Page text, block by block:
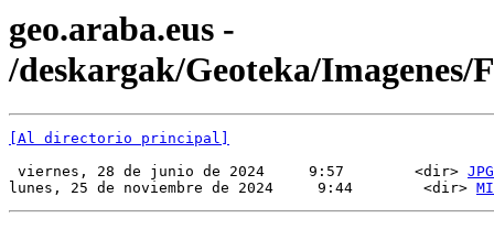
geo.araba.eus -
/deskargak/Geoteka/Imagenes/
[Al directorio principal]
viernes, 28 de junio de 2024     9:57        <dir> JPG
lunes, 25 de noviembre de 2024     9:44        <dir>